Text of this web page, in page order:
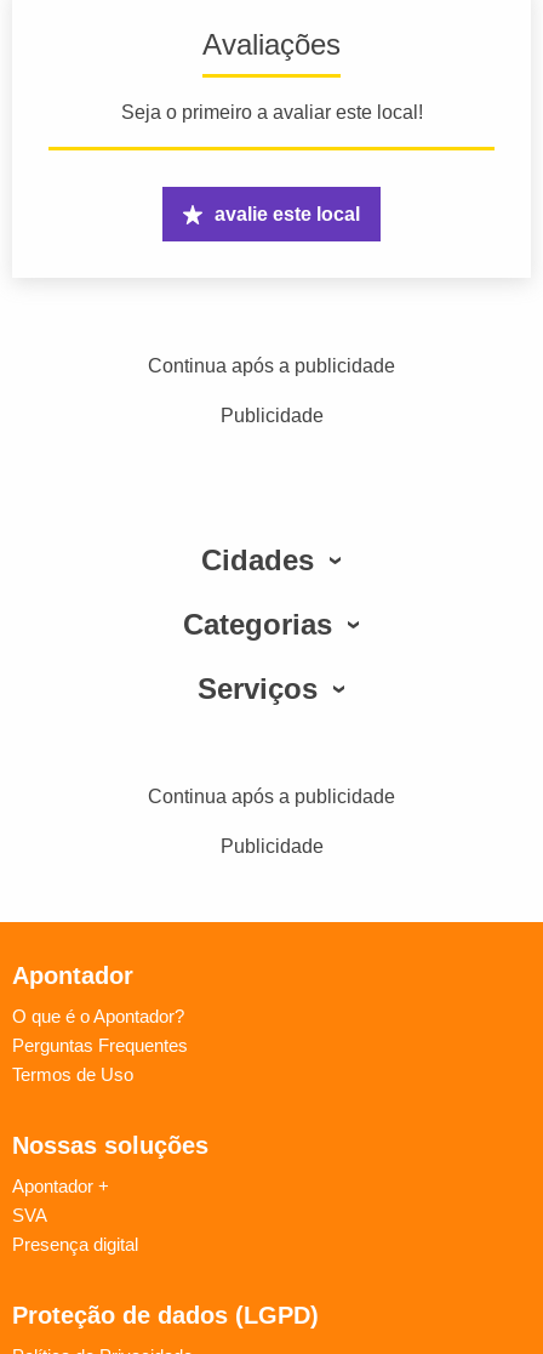
Avaliações
Seja o primeiro a avaliar este local!
avalie este local
Continua após a publicidade
Publicidade
Cidades
Categorias
Serviços
Continua após a publicidade
Publicidade
Apontador
O que é o Apontador?
Perguntas Frequentes
Termos de Uso
Nossas soluções
Apontador +
SVA
Presença digital
Proteção de dados (LGPD)